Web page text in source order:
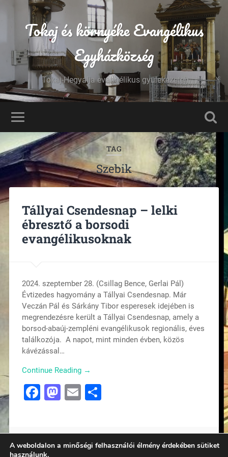
Tokaj és környéke Evangélikus
Egyházközség
Tokaj-Hegyalja evangélikus gyülekezetei
TAG
Szebik
Tállyai Csendesnap – lelki
ébresztő a borsodi
evangélikusoknak
2024. szeptember 28. (Csillag Bence, Gerlai Pál)
Évtizedes hagyomány a Tállyai Csendesnap. Már
Veczán Pál és Sárkány Tibor esperesek idejében is
megrendezésre került a Tállyai Csendesnap, amely a
borsod-abaúj-zempléni evangélikusok regionális, éves
találkozója. A napot, mint minden évben, közös
kávézással…
Continue Reading →
Facebook
Mastodon
Email
A weboldalon a minőségi felhasználói élmény érdekében sütiket
használunk.